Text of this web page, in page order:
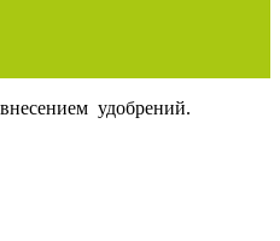
удобрений.